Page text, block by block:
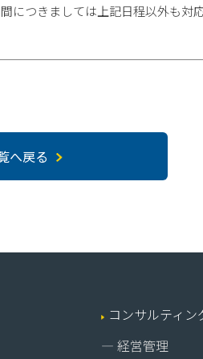
につきましては上記日程以外も対
へ戻る
コンサルティ
― 経営管理